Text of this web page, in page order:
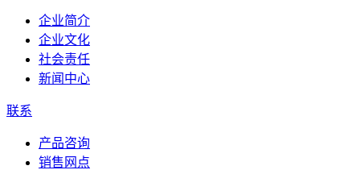
企业简介
企业文化
社会责任
新闻中心
联系
产品咨询
销售网点